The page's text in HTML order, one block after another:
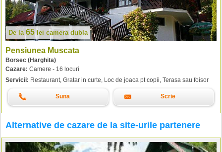
De la 65lei camera dubla
Pensiunea Muscata
Borsec (Harghita)
Cazare: Camere - 16 locuri
Servicii: Restaurant, Gratar in curte, Loc de joaca pt copii, Terasa sau foisor
Suna Scrie
Alternative de cazare de la site-urile partenere